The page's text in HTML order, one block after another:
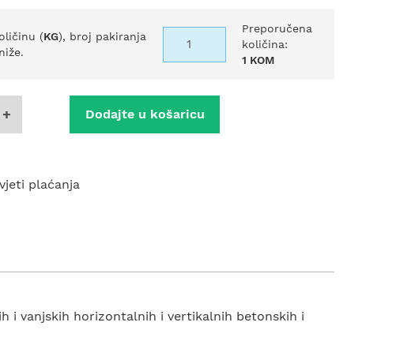
(KG), broj pakiranja
Preporučena
količina:
1 KOM
+ Dodajte u košaricu
plaćanja
i vanjskih horizontalnih i vertikalnih betonskih i